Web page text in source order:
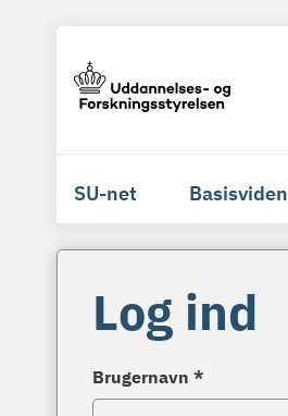
SU-net Basisviden
Log ind
Brugernavn *